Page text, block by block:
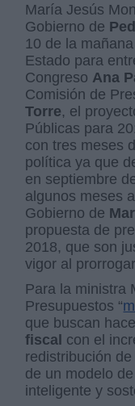
María Jesús
Gobierno de
10 de la
Estado para
Congreso Ana
Comisión de
Torre, el
Públicas para
con tres meses
política ya que
en septiembre
algunos meses
Gobierno de
propuesta de
2018, que son
vigor al
Para la ministra
Presupuestos “
que buscan
fiscal con el
redistribución
de un modelo
inteligente y